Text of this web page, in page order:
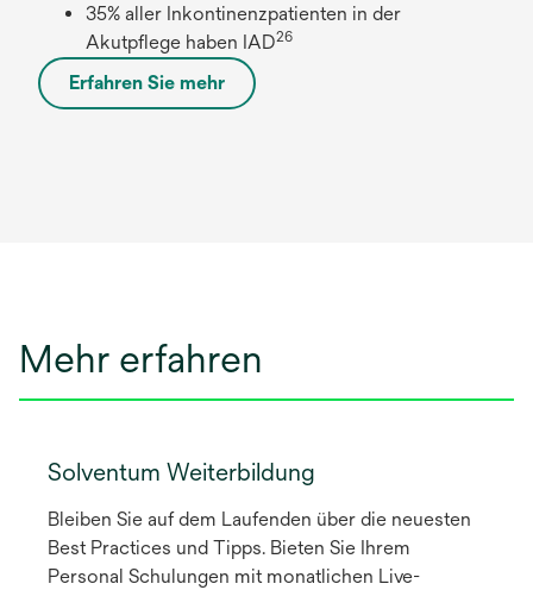
g
e
ö
f
35% aller Inkontinenzpatienten in der
Akutpflege haben IAD26
Erfahren Sie mehr
w
e
r
n
u
n
R
e
Mehr erfahren
Solventum Weiterbildung
Bleiben Sie auf dem Laufenden über die neuesten
Best Practices und Tipps. Bieten Sie Ihrem
Personal Schulungen mit monatlichen Live-